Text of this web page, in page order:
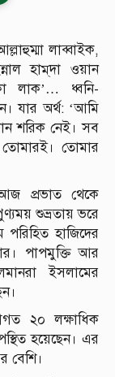
লাব্বাইক,
হাম্‌দা ওয়ান
লাক’… ধ্বনি-
যার অর্থ: ‘আমি
শরিক নেই। সব
তোমারই। তোমার
আজ প্রভাত থেকে
শুভ্রতায় ভরে
হাজিদের
পাপমুক্তি আর
ইসলামের
২০ লক্ষাধিক
হয়েছেন। এর
বেশি।